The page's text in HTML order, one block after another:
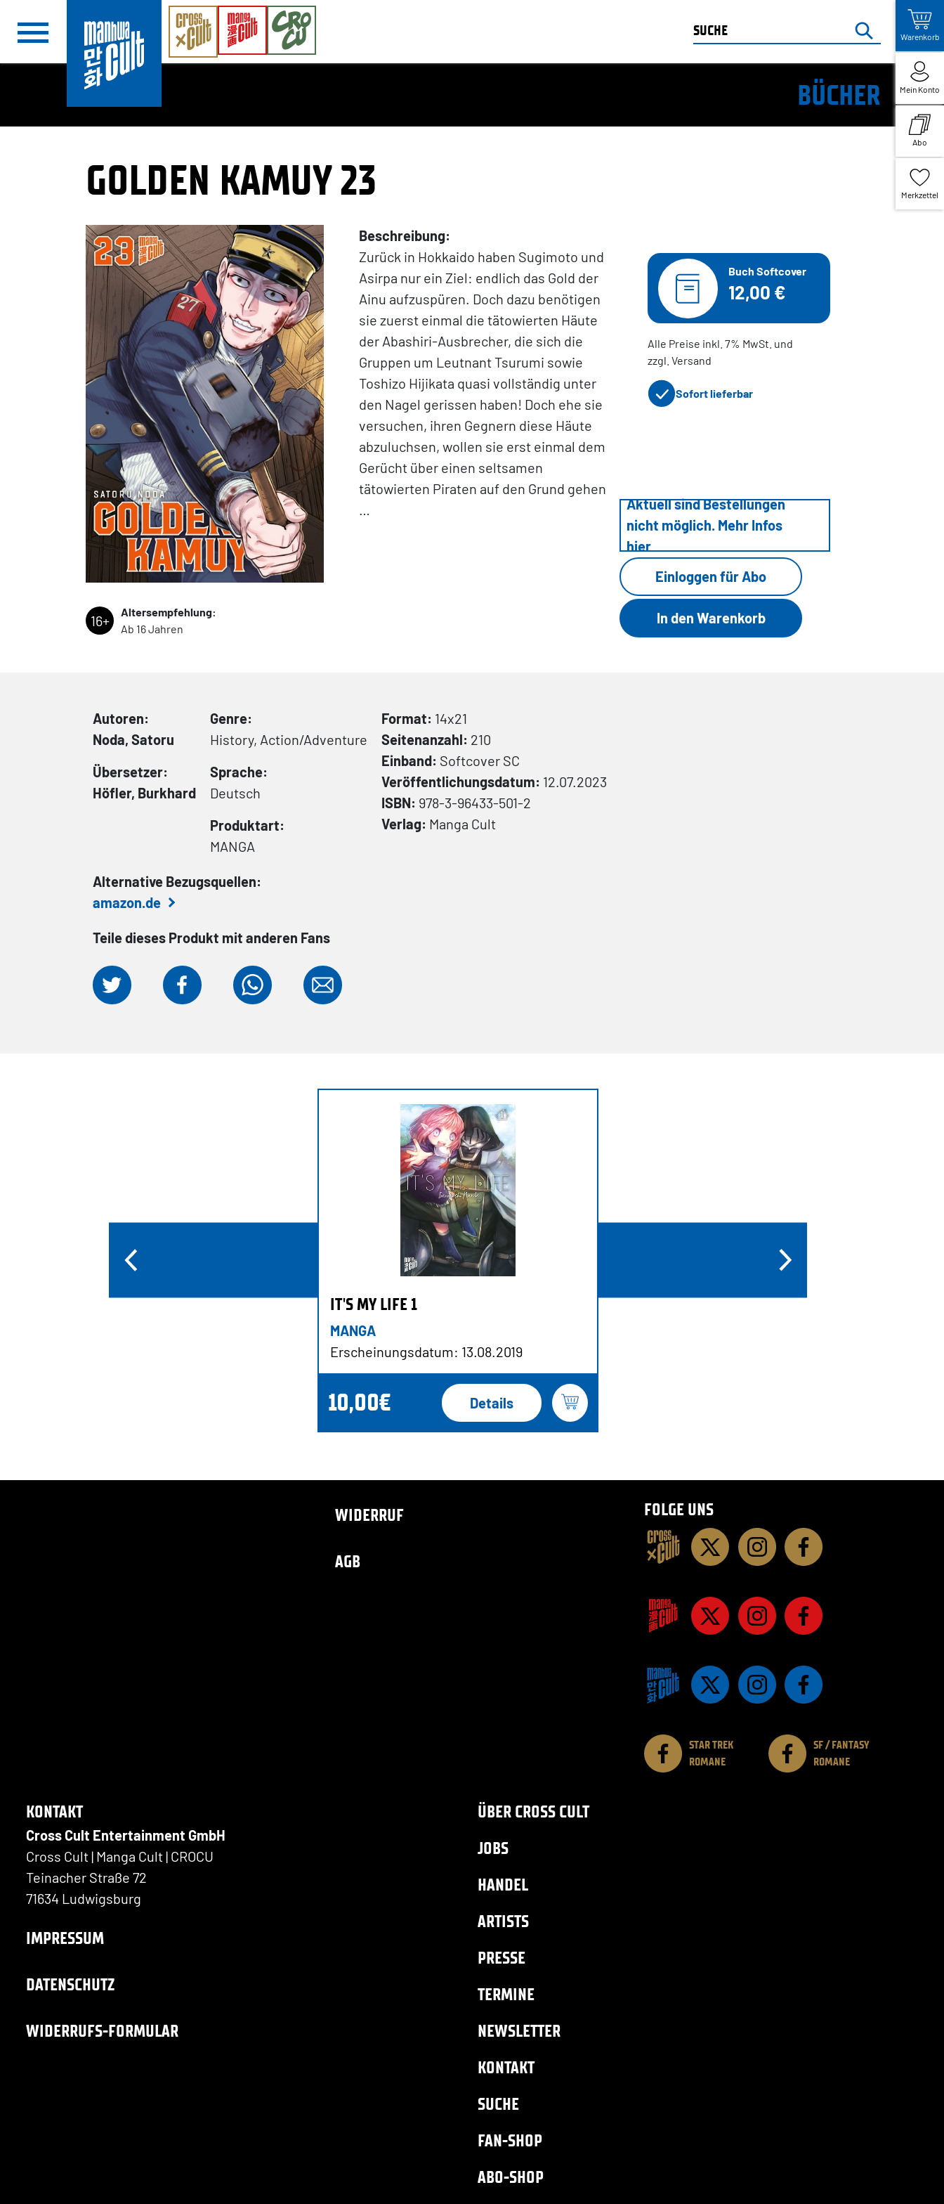
Warenkorb
Mein Konto
Abo
Merkzettel
BÜCHER
GOLDEN KAMUY 23
16+
Altersempfehlung:
Ab 16 Jahren
Beschreibung:
Zurück in Hokkaido haben Sugimoto und
Asirpa nur ein Ziel: endlich das Gold der
Ainu aufzuspüren. Doch dazu benötigen
sie zuerst einmal die tätowierten Häute
der Abashiri-Ausbrecher, die sich die
Gruppen um Leutnant Tsurumi sowie
Toshizo Hijikata quasi vollständig unter
den Nagel gerissen haben! Doch ehe sie
versuchen, ihren Gegnern diese Häute
abzuluchsen, wollen sie erst einmal dem
Gerücht über einen seltsamen
tätowierten Piraten auf den Grund gehen
…
Buch Softcover
12,00 €
Alle Preise inkl. 7% MwSt. und
zzgl. Versand
Sofort lieferbar
Aktuell sind Bestellungen
nicht möglich. Mehr Infos
hier
Einloggen für Abo
Autoren:
Noda, Satoru
Übersetzer:
Höfler, Burkhard
Genre:
History, Action/Adventure
Sprache:
Deutsch
Produktart:
MANGA
Format: 14x21
Seitenanzahl: 210
Einband: Softcover SC
Veröffentlichungsdatum: 12.07.2023
ISBN: 978-3-96433-501-2
Verlag: Manga Cult
Alternative Bezugsquellen:
amazon.de
Teile dieses Produkt mit anderen Fans
IT'S MY LIFE 1
MANGA
Erscheinungsdatum: 13.08.2019
10,00€ Details
WIDERRUF
AGB
FOLGE UNS
STAR TREK
ROMANE
SF / FANTASY
ROMANE
KONTAKT
Cross Cult Entertainment GmbH
Cross Cult | Manga Cult | CROCU
Teinacher Straße 72
71634 Ludwigsburg
IMPRESSUM
DATENSCHUTZ
WIDERRUFS-FORMULAR
ÜBER CROSS CULT
JOBS
HANDEL
ARTISTS
PRESSE
TERMINE
NEWSLETTER
KONTAKT
SUCHE
FAN-SHOP
ABO-SHOP